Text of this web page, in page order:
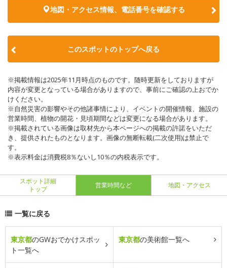
地図・アクセス情報、電話番号を確認する
このスポットのトップへ戻る
※掲載情報は2025年11月時点のものです。随時更新をしておりますが
内容が変更となっている場合がありますので、事前にご確認の上おでか
けください。
※自然災害の影響やその他諸事情により、イベントの開催情報、施設の
営業時間、植物の開花・見頃期間などは変更になる場合があります。
※掲載されている画像は取材先から本ページへの掲載の許諾をいただ
き、提供されたものとなります。画像の無断転載(二次使用)は禁止で
す。
※表示料金は消費税8％ないし10％の内税表示です。
スポット詳細
トップ
営業時間など 地図・アクセス
一覧に戻る
東京都のGWおでかけスポッ
ト一覧へ
東京都の美術館一覧へ